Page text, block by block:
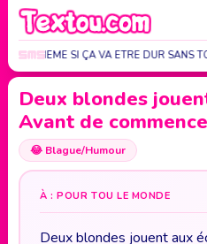
MOI. MEME SI ÇA VA ETRE DUR SANS
Deux blondes
Avant de
😂 Blague/Humour
À : POUR TOU LE MONDE
Deux blondes jouent aux